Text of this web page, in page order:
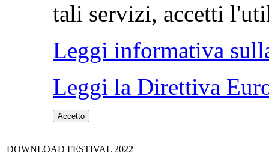
tali servizi, accetti
Leggi informativa
Leggi la Direttiva
Accetto
DOWNLOAD FESTIVAL 2022